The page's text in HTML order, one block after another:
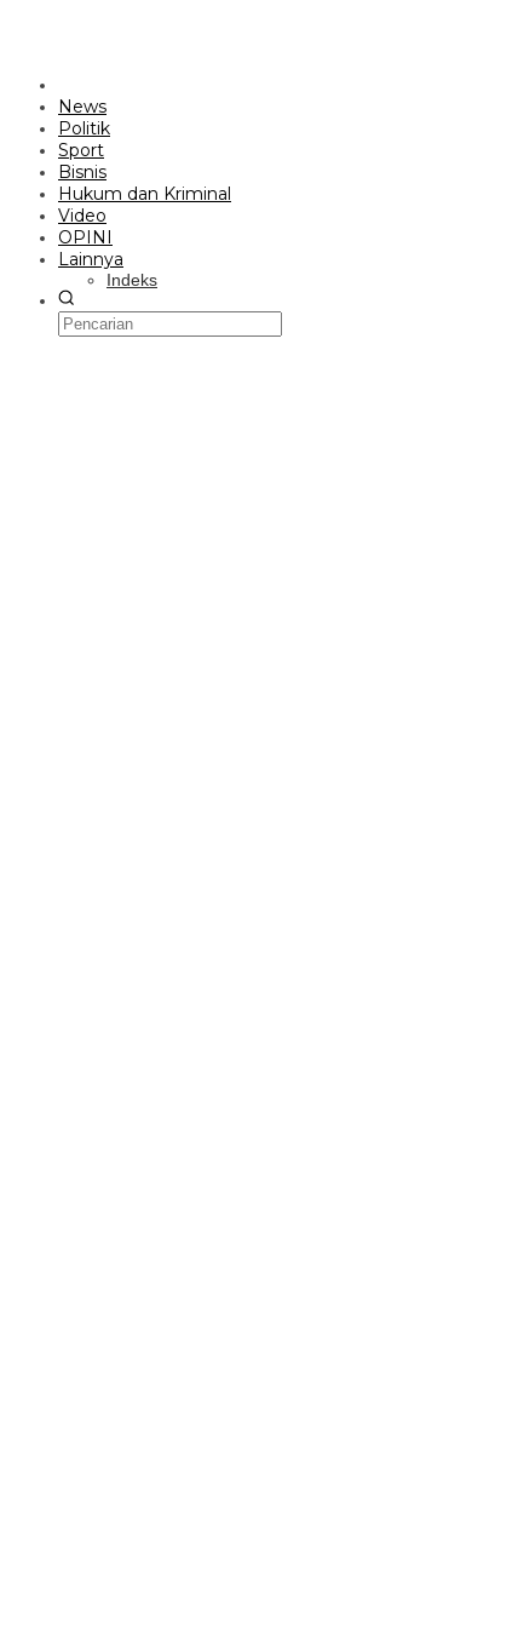
News
Politik
Sport
Bisnis
Hukum dan Kriminal
Video
OPINI
Lainnya
Indeks